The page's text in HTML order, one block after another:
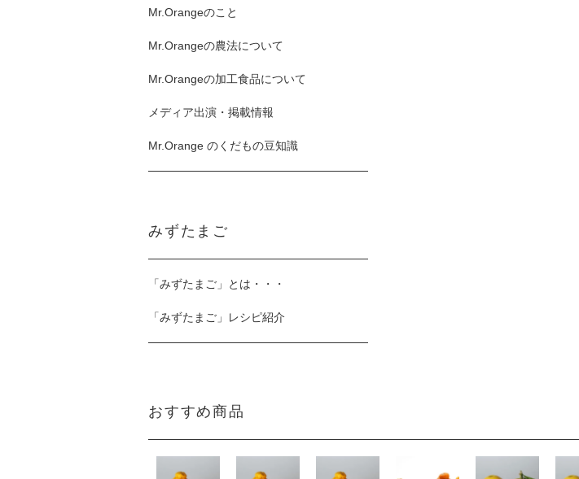
Mr.Orangeのこと
Mr.Orangeの農法について
Mr.Orangeの加工食品について
メディア出演・掲載情報
Mr.Orange のくだもの豆知識
みずたまご
「みずたまご」とは・・・
「みずたまご」レシピ紹介
おすすめ商品